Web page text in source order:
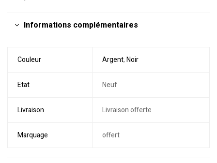
Informations complémentaires
Couleur Argent,Noir
Etat Neuf
Livraison Livraison offerte
Marquage offert